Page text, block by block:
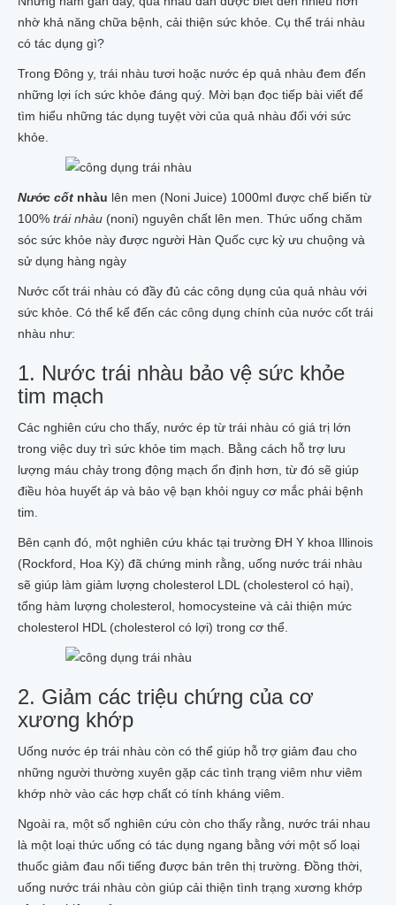
nhờ khả năng chữa bệnh, cải thiện sức khỏe. Cụ thể trái nhàu
có tác dụng gì?
Trong Đông y, trái nhàu tươi hoặc nước ép quả nhàu đem đến
những lợi ích sức khỏe đáng quý. Mời bạn đọc tiếp bài viết để
tìm hiểu những tác dụng tuyệt vời của quả nhàu đối với sức
khỏe.
Nước cốt nhàu lên men (Noni Juice) 1000ml được chế biến từ
100% trái nhàu (noni) nguyên chất lên men. Thức uống chăm
sóc sức khỏe này được người Hàn Quốc cực kỳ ưu chuộng và
sử dụng hàng ngày
Nước cốt trái nhàu có đầy đủ các công dụng của quả nhàu với
sức khỏe. Có thể kể đến các công dụng chính của nước cốt trái
nhàu như:
1. Nước trái nhàu bảo vệ sức khỏe
tim mạch
Các nghiên cứu cho thấy, nước ép từ trái nhàu có giá trị lớn
trong việc duy trì sức khỏe tim mạch. Bằng cách hỗ trợ lưu
lượng máu chảy trong động mạch ổn định hơn, từ đó sẽ giúp
điều hòa huyết áp và bảo vệ bạn khỏi nguy cơ mắc phải bệnh
tim.
Bên cạnh đó, một nghiên cứu khác tại trường ĐH Y khoa Illinois
(Rockford, Hoa Kỳ) đã chứng minh rằng, uống nước trái nhàu
sẽ giúp làm giảm lượng cholesterol LDL (cholesterol có hại),
tổng hàm lượng cholesterol, homocysteine và cải thiện mức
cholesterol HDL (cholesterol có lợi) trong cơ thể.
2. Giảm các triệu chứng của cơ
xương khớp
Uống nước ép trái nhàu còn có thể giúp hỗ trợ giảm đau cho
những người thường xuyên gặp các tình trạng viêm như viêm
khớp nhờ vào các hợp chất có tính kháng viêm.
Ngoài ra, một số nghiên cứu còn cho thấy rằng, nước trái nhau
là một loại thức uống có tác dụng ngang bằng với một số loại
thuốc giảm đau nổi tiếng được bán trên thị trường. Đồng thời,
uống nước trái nhàu còn giúp cải thiện tình trạng xương khớp